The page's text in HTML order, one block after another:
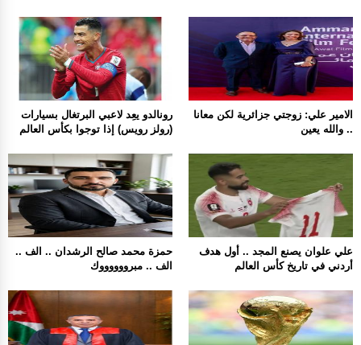
رونالدو يعِد لاعبي البرتغال بسيارات
(رولز رويس) إذا توجوا بكأس العالم
الامير علي: زوجتي جزائرية لكن معانا
.. والله يعين
حمزة محمد صالح الرشدان .. الف ..
الف .. مبرووووووك
علي علوان يصنع المجد .. أول هدف
أردني في تاريخ كأس العالم